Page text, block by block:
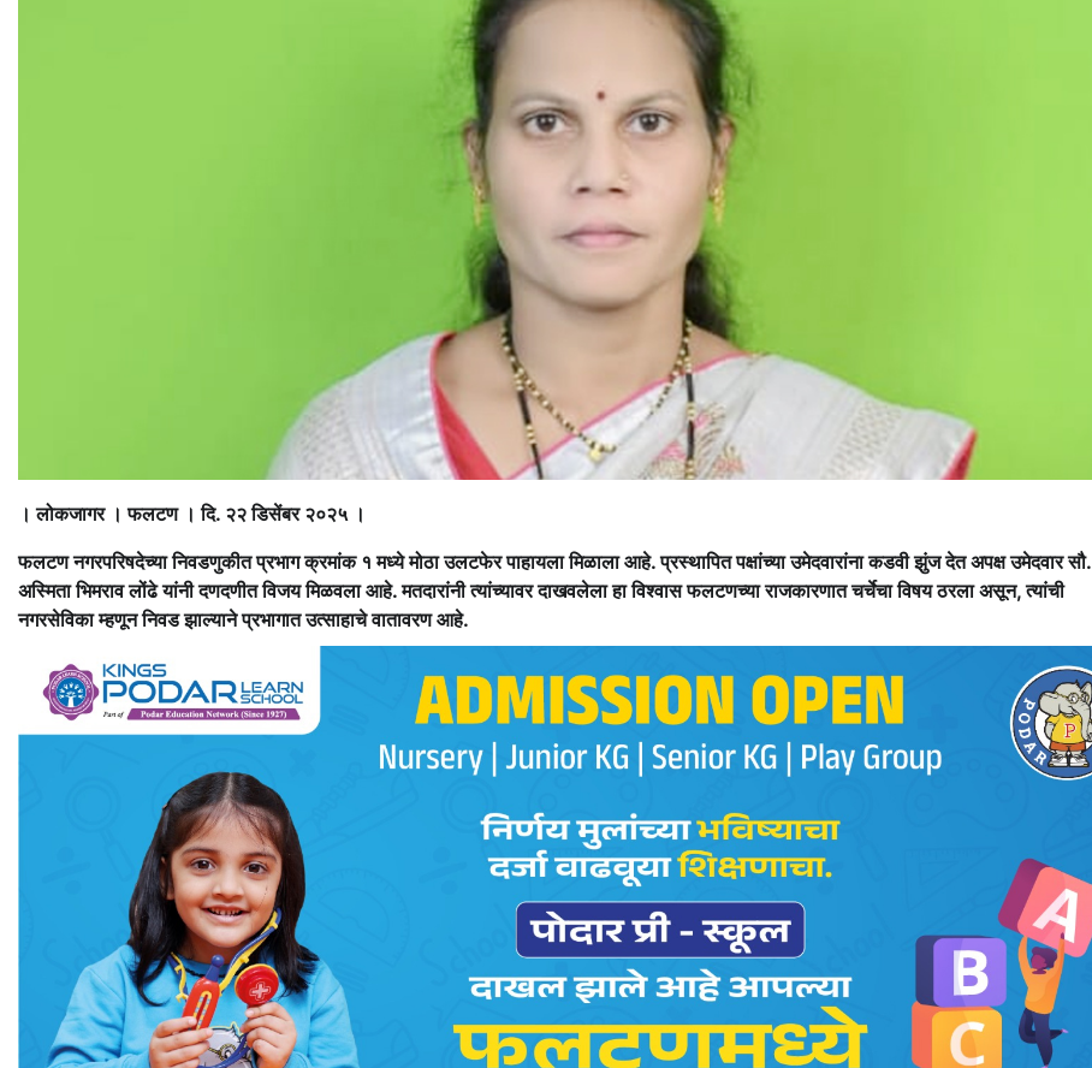
। लोकजागर । फलटण । दि. २२ डिसेंबर २०२५ ।
फलटण नगरपरिषदेच्या निवडणुकीत प्रभाग क्रमांक १ मध्ये मोठा उलटफेर पाहायला मिळाला आहे. प्रस्थापित पक्षांच्या उमेदवारांना कडवी झुंज देत अपक्ष उमेदवार सौ.
अस्मिता भिमराव लोंढे यांनी दणदणीत विजय मिळवला आहे. मतदारांनी त्यांच्यावर दाखवलेला हा विश्वास फलटणच्या राजकारणात चर्चेचा विषय ठरला असून, त्यांची
नगरसेविका म्हणून निवड झाल्याने प्रभागात उत्साहाचे वातावरण आहे.